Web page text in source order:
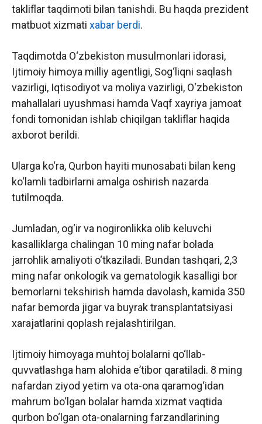
takliflar taqdimoti bilan tanishdi. Bu haqda prezident
matbuot xizmati xabar berdi.
Taqdimotda O‘zbekiston musulmonlari idorasi,
Ijtimoiy himoya milliy agentligi, Sog‘liqni saqlash
vazirligi, Iqtisodiyot va moliya vazirligi, O‘zbekiston
mahallalari uyushmasi hamda Vaqf xayriya jamoat
fondi tomonidan ishlab chiqilgan takliflar haqida
axborot berildi.
Ularga ko‘ra, Qurbon hayiti munosabati bilan keng
ko‘lamli tadbirlarni amalga oshirish nazarda
tutilmoqda.
Jumladan, og‘ir va nogironlikka olib keluvchi
kasalliklarga chalingan 10 ming nafar bolada
jarrohlik amaliyoti o‘tkaziladi. Bundan tashqari, 2,3
ming nafar onkologik va gematologik kasalligi bor
bemorlarni tekshirish hamda davolash, kamida 350
nafar bemorda jigar va buyrak transplantatsiyasi
xarajatlarini qoplash rejalashtirilgan.
Ijtimoiy himoyaga muhtoj bolalarni qo‘llab-
quvvatlashga ham alohida eʼtibor qaratiladi. 8 ming
nafardan ziyod yetim va ota-ona qaramog‘idan
mahrum bo‘lgan bolalar hamda xizmat vaqtida
qurbon bo‘lgan ota-onalarning farzandlarining